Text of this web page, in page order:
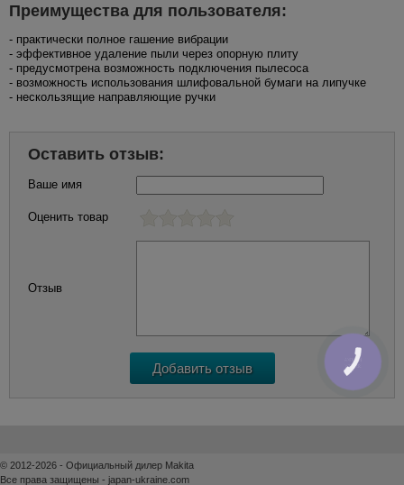
Преимущества для пользователя:
- практически полное гашение вибрации
- эффективное удаление пыли через опорную плиту
- предусмотрена возможность подключения пылесоса
- возможность использования шлифовальной бумаги на липучке
- нескользящие направляющие ручки
Оставить отзыв:
Ваше имя
Оценить товар
Отзыв
© 2012-2026 - Официальный дилер Makita
Все права защищены - japan-ukraine.com
КНОПКА
ЗВ'ЯЗКУ